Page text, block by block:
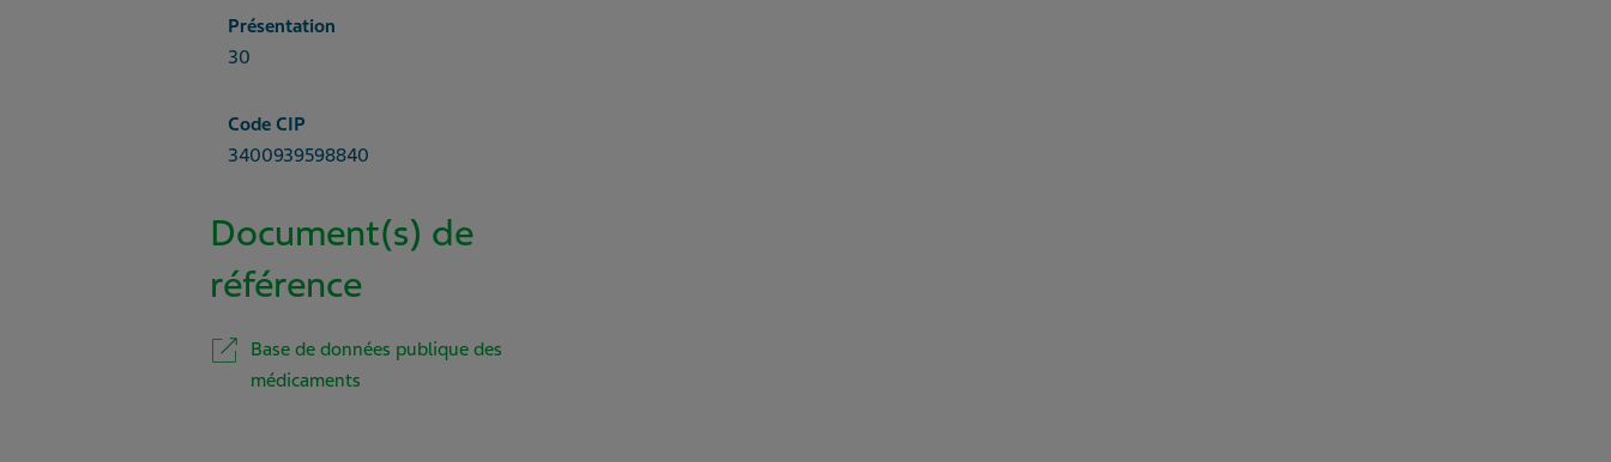
Présentation
30
Code CIP
3400939598840
Document(s) de
référence
Base de données publique des
médicaments